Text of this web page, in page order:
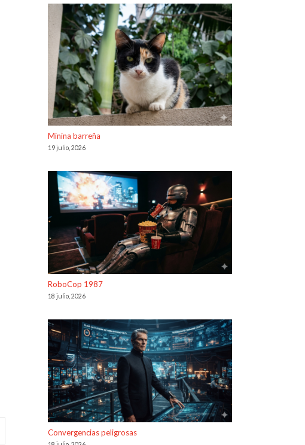
Minina barreña
19 julio, 2026
RoboCop 1987
18 julio, 2026
Convergencias peligrosas